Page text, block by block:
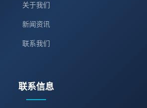
关于我们
新闻资讯
联系我们
联系信息